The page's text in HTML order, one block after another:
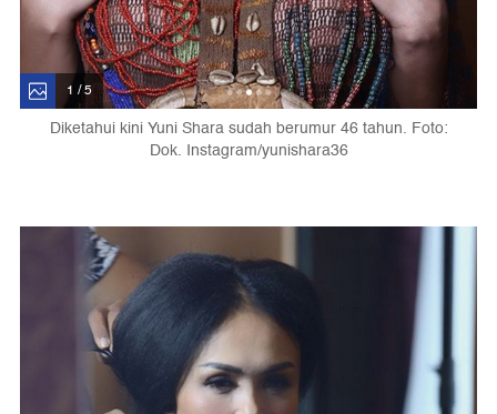
1 / 5
Diketahui kini Yuni Shara sudah berumur 46 tahun. Foto:
Dok. Instagram/yunishara36